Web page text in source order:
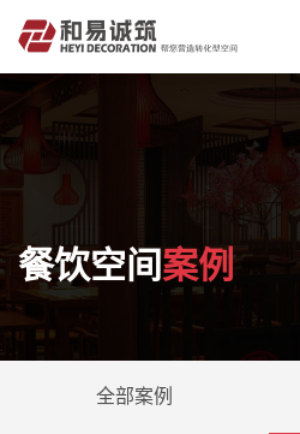
餐饮空间案例
全部案例